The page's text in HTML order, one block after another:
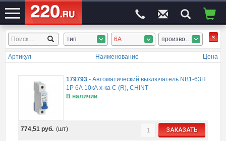
ЭЛЕКТРОСАЙТ№1 тип 6А производитель
Артикул Наименование Цена
179793- Автоматический выключатель NB1-63H
1P 6А 10кА х-ка C (R), CHINT
В наличии
774,51 руб. (шт) ЗАКАЗАТЬ